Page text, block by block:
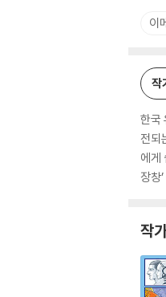
이
작
한국
전되
에게
장창
작